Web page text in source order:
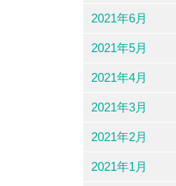
2021年6月
2021年5月
2021年4月
2021年3月
2021年2月
2021年1月